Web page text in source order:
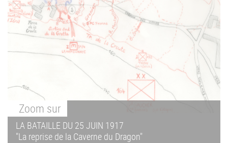
Zoom sur
LA BATAILLE DU 25 JUIN 1917
"La reprise de la Caverne du Dragon"